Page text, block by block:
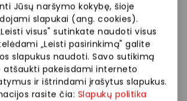
Jūsų naršymo kokybę, šioje
slapukai (ang. cookies).
visus" sutinkate naudoti visus
„Leisti pasirinkimą" galite
slapukus naudoti. Savo sutikimą
pakeisdami interneto
ir ištrindami įrašytus slapukus.
rasite čia: Slapukų politika